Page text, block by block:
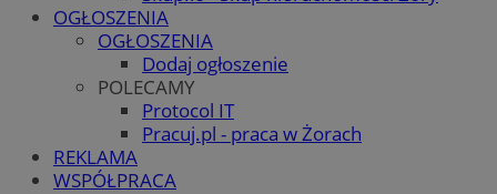
OGŁOSZENIA
OGŁOSZENIA
Dodaj ogłoszenie
POLECAMY
Protocol IT
Pracuj.pl - praca w Żorach
REKLAMA
WSPÓŁPRACA